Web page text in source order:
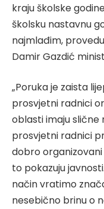
kraju školske
školsku nastavnu
najmlađim,
Damir Gazdić
„Poruka je zaista
prosvjetni radnici
oblasti imaju slične
prosvjetni radnici
dobro
to pokazuju
način vratimo
nesebično brinu o